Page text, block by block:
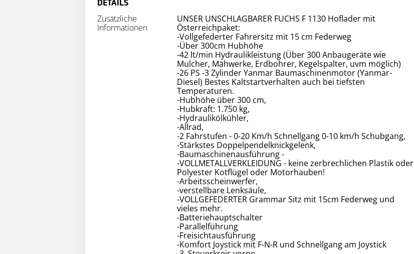
DETAILS
Zusätzliche
Informationen
UNSER UNSCHLAGBARER FUCHS F 1130 Hoflader mit
Österreichpaket:
-Vollgefederter Fahrersitz mit 15 cm Federweg
-Über 300cm Hubhöhe
-42 lt/min Hydraulikleistung (Über 300 Anbaugeräte wie
Mulcher, Mähwerke, Erdbohrer, Kegelspalter, uvm möglich)
-26 PS -3 Zylinder Yanmar Baumaschinenmotor (Yanmar-
Diesel) Bestes Kaltstartverhalten auch bei tiefsten
Temperaturen.
-Hubhöhe über 300 cm,
-Hubkraft: 1.750 kg,
-Hydraulikölkühler,
-Allrad,
-2 Fahrstufen - 0-20 Km/h Schnellgang 0-10 km/h Schubgang,
-Stärkstes Doppelpendelknickgelenk,
-Baumaschinenausführung -
-VOLLMETALLVERKLEIDUNG - keine zerbrechlichen Plastik oder
Polyester Kotflügel oder Motorhauben!
-Arbeitsscheinwerfer,
-verstellbare Lenksäule,
-VOLLGEFEDERTER Grammar Sitz mit 15cm Federweg und
vieles mehr.
-Batteriehauptschalter
-Parallelführung
-Freisichtausführung
-Komfort Joystick mit F-N-R und Schnellgang am Joystick